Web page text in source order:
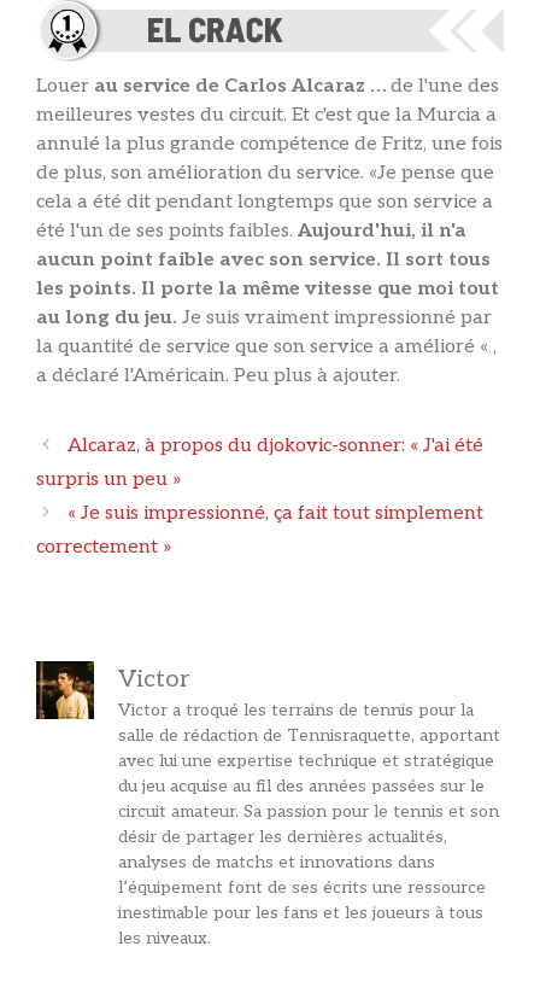
Louer au service de Carlos Alcaraz … de l'une des
meilleures vestes du circuit. Et c'est que la Murcia a
annulé la plus grande compétence de Fritz, une fois
de plus, son amélioration du service. «Je pense que
cela a été dit pendant longtemps que son service a
été l'un de ses points faibles. Aujourd'hui, il n'a
aucun point faible avec son service. Il sort tous
les points. Il porte la même vitesse que moi tout
au long du jeu. Je suis vraiment impressionné par
la quantité de service que son service a amélioré « ,
a déclaré l'Américain. Peu plus à ajouter.
Navigation
des
Alcaraz, à propos du djokovic-sonner: « J'ai été
surpris un peu »
« Je suis impressionné, ça fait tout simplement
correctement »
Victor
Victor a troqué les terrains de tennis pour la
salle de rédaction de Tennisraquette, apportant
avec lui une expertise technique et stratégique
du jeu acquise au fil des années passées sur le
circuit amateur. Sa passion pour le tennis et son
désir de partager les dernières actualités,
analyses de matchs et innovations dans
l’équipement font de ses écrits une ressource
inestimable pour les fans et les joueurs à tous
les niveaux.